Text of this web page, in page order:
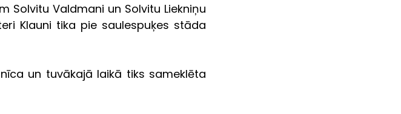
Solvitu Valdmani un Solvitu Liekniņu
Klauni tika pie saulespuķes stāda
un tuvākajā laikā tiks sameklēta